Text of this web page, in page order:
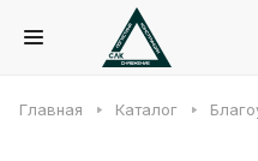
Главная Каталог